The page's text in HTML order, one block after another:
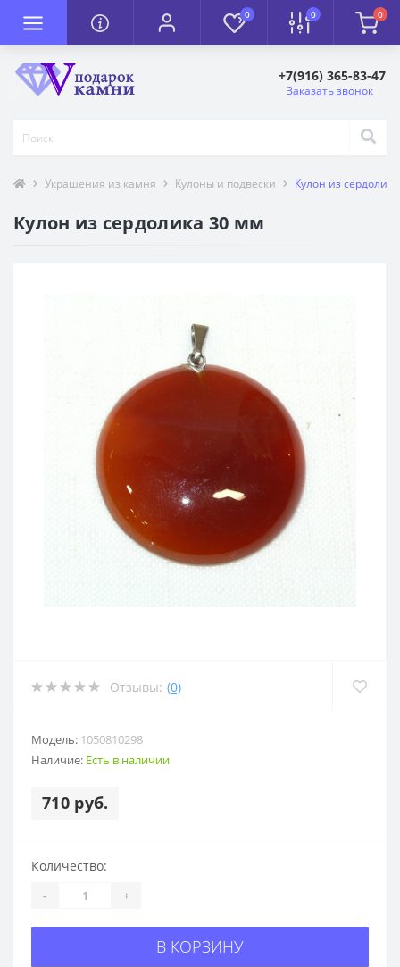
0 0 0
+7(916) 365-83-47
Заказать звонок
Украшения из камня Кулоны и подвески Кулон из
Кулон из сердолика 30 мм
Отзывы: (0)
Модель: 1050810298
Наличие: Есть в наличии
710 руб.
Количество:
- +
В КОРЗИНУ